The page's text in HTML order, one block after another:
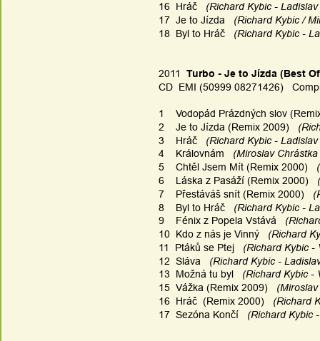
16  Hráč
(Richard Kybic -
17  Je to Jízda
(Richard Kybic /
18  Byl to Hráč
(Richard Kybic -
2011 Turbo - Je to Jízda (Best
CD  EMI (50999 08271426)
1    Vodopád Prázdných slov
2    Je to Jízda (Remix 2009)
3    Hráč
(Richard Kybic -
4    Královnám
(Miroslav
5    Chtěl Jsem Mít (Remix 2000)
6    Láska z Pasáží (Remix 2000)
7    Přestáváš snít (Remix 2000)
8    Byl to Hráč
(Richard Kybic -
9    Fénix z Popela Vstává
10  Kdo z nás je Vinný
(Richard
11  Ptáků se Ptej
(Richard Kybic
12  Sláva
(Richard Kybic -
13  Možná tu byl
(Richard Kybic
15  Vážka (Remix 2009)
16  Hráč (Remix 2000)
(Richard
17  Sezóna Končí
(Richard Kybic